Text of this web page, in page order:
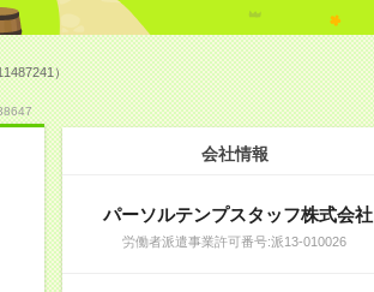
）
会社情報
パーソルテンプスタッフ株式会社
労働者派遣事業許可番号:派13-010026